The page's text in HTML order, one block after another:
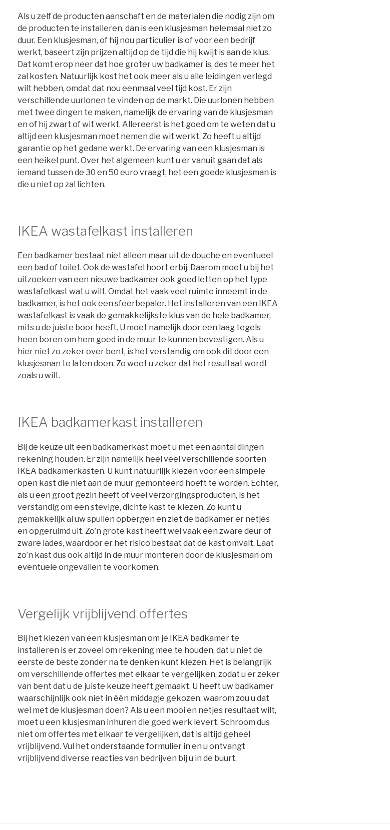
Als u zelf de producten aanschaft en de materialen die nodig zijn om
de producten te installeren, dan is een klusjesman helemaal niet zo
duur. Een klusjesman, of hij nou particulier is of voor een bedrijf
werkt, baseert zijn prijzen altijd op de tijd die hij kwijt is aan de klus.
Dat komt erop neer dat hoe groter uw badkamer is, des te meer het
zal kosten. Natuurlijk kost het ook meer als u alle leidingen verlegd
wilt hebben, omdat dat nou eenmaal veel tijd kost. Er zijn
verschillende uurlonen te vinden op de markt. Die uurlonen hebben
met twee dingen te maken, namelijk de ervaring van de klusjesman
en of hij zwart of wit werkt. Allereerst is het goed om te weten dat u
altijd een klusjesman moet nemen die wit werkt. Zo heeft u altijd
garantie op het gedane werkt. De ervaring van een klusjesman is
een heikel punt. Over het algemeen kunt u er vanuit gaan dat als
iemand tussen de 30 en 50 euro vraagt, het een goede klusjesman is
die u niet op zal lichten.
IKEA wastafelkast installeren
Een badkamer bestaat niet alleen maar uit de douche en eventueel
een bad of toilet. Ook de wastafel hoort erbij. Daarom moet u bij het
uitzoeken van een nieuwe badkamer ook goed letten op het type
wastafelkast wat u wilt. Omdat het vaak veel ruimte inneemt in de
badkamer, is het ook een sfeerbepaler. Het installeren van een IKEA
wastafelkast is vaak de gemakkelijkste klus van de hele badkamer,
mits u de juiste boor heeft. U moet namelijk door een laag tegels
heen boren om hem goed in de muur te kunnen bevestigen. Als u
hier niet zo zeker over bent, is het verstandig om ook dit door een
klusjesman te laten doen. Zo weet u zeker dat het resultaat wordt
zoals u wilt.
IKEA badkamerkast installeren
Bij de keuze uit een badkamerkast moet u met een aantal dingen
rekening houden. Er zijn namelijk heel veel verschillende soorten
IKEA badkamerkasten. U kunt natuurlijk kiezen voor een simpele
open kast die niet aan de muur gemonteerd hoeft te worden. Echter,
als u een groot gezin heeft of veel verzorgingsproducten, is het
verstandig om een stevige, dichte kast te kiezen. Zo kunt u
gemakkelijk al uw spullen opbergen en ziet de badkamer er netjes
en opgeruimd uit. Zo’n grote kast heeft wel vaak een zware deur of
zware lades, waardoor er het risico bestaat dat de kast omvalt. Laat
zo’n kast dus ook altijd in de muur monteren door de klusjesman om
eventuele ongevallen te voorkomen.
Vergelijk vrijblijvend offertes
Bij het kiezen van een klusjesman om je IKEA badkamer te
installeren is er zoveel om rekening mee te houden, dat u niet de
eerste de beste zonder na te denken kunt kiezen. Het is belangrijk
om verschillende offertes met elkaar te vergelijken, zodat u er zeker
van bent dat u de juiste keuze heeft gemaakt. U heeft uw badkamer
waarschijnlijk ook niet in één middagje gekozen, waarom zou u dat
wel met de klusjesman doen? Als u een mooi en netjes resultaat wilt,
moet u een klusjesman inhuren die goed werk levert. Schroom dus
niet om offertes met elkaar te vergelijken, dat is altijd geheel
vrijblijvend. Vul het onderstaande formulier in en u ontvangt
vrijblijvend diverse reacties van bedrijven bij u in de buurt.